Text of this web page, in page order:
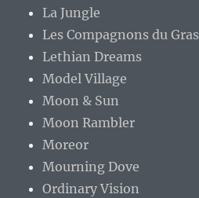
La Jungle
Les Compagnons du
Lethian Dreams
Model Village
Moon & Sun
Moon Rambler
Moreor
Mourning Dove
Ordinary Vision